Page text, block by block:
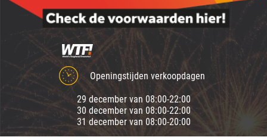
Openingstijden verkoopdagen
29 december van 08:00-22:00
30 december van 08:00-22:00
31 december van 08:00-20:00